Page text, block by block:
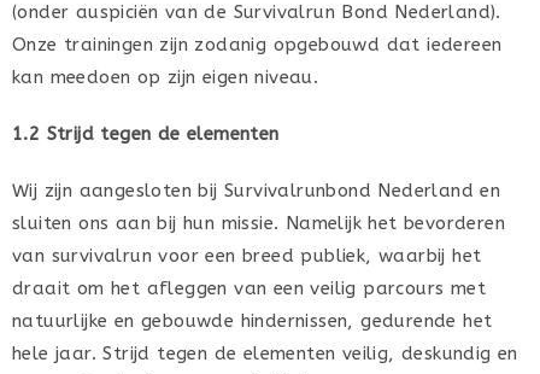
(onder auspiciën van de Survivalrun Bond Nederland).
Onze trainingen zijn zodanig opgebouwd dat iedereen
kan meedoen op zijn eigen niveau.
1.2 Strijd tegen de elementen
Wij zijn aangesloten bij Survivalrunbond Nederland en
sluiten ons aan bij hun missie. Namelijk het bevorderen
van survivalrun voor een breed publiek, waarbij het
draait om het afleggen van een veilig parcours met
natuurlijke en gebouwde hindernissen, gedurende het
hele jaar. Strijd tegen de elementen veilig, deskundig en